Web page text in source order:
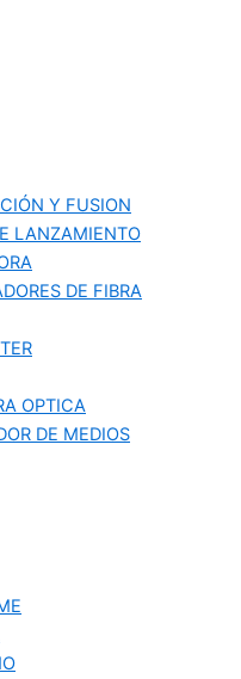
Y FUSION
LANZAMIENTO
DE FIBRA
OPTICA
DE MEDIOS